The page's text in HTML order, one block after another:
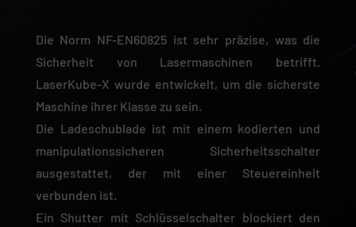
Die Norm NF-EN60825 ist sehr präzise, was die
Sicherheit von Lasermaschinen betrifft.
LaserKube-X wurde entwickelt, um die sicherste
Maschine ihrer Klasse zu sein.
Die Ladeschublade ist mit einem kodierten und
manipulationssicheren Sicherheitsschalter
ausgestattet, der mit einer Steuereinheit
verbunden ist.
Ein Shutter mit Schlüsselschalter blockiert den